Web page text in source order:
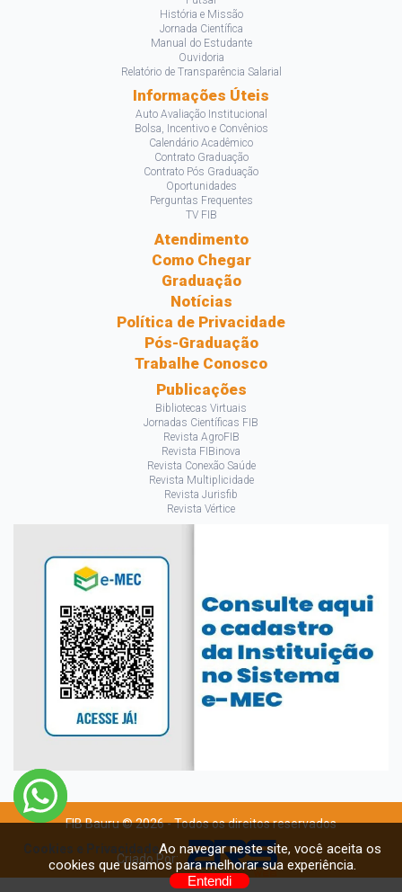
História e Missão
Jornada Científica
Manual do Estudante
Ouvidoria
Relatório de Transparência Salarial
Informações Úteis
Auto Avaliação Institucional
Bolsa, Incentivo e Convênios
Calendário Acadêmico
Contrato Graduação
Contrato Pós Graduação
Oportunidades
Perguntas Frequentes
TV FIB
Atendimento
Como Chegar
Graduação
Notícias
Política de Privacidade
Pós-Graduação
Trabalhe Conosco
Publicações
Bibliotecas Virtuais
Jornadas Científicas FIB
Revista AgroFIB
Revista FIBinova
Revista Conexão Saúde
Revista Multiplicidade
Revista Jurisfib
Revista Vértice
FIB Bauru © 2026 - Todos os direitos reservados
Criado Por:
Cookies e PrivacidadeAo navegar neste site, você aceita os
cookies que usamos para melhorar sua experiência.
Entendi